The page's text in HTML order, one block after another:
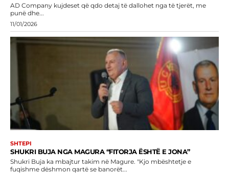
AD Company kujdeset që qdo detaj të dallohet nga të tjerët, me
punë dhe...
11/01/2026
SHTEPI
SHUKRI BUJA NGA MAGURA “FITORJA ËSHTË E JONA”
Shukri Buja ka mbajtur takim në Magure. "Kjo mbështetje e
fuqishme dëshmon qartë se banorët...